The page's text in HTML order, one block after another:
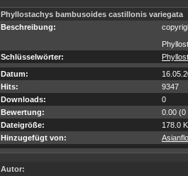
Phyllostachys bambusoides castillonis variegata
Beschreibung:
Schlüsselwörter:
Datum:
Hits:
9347
Downloads:
0
Bewertung:
0.00 (0
Dateigröße:
178.0
Hinzugefügt von:
Autor: